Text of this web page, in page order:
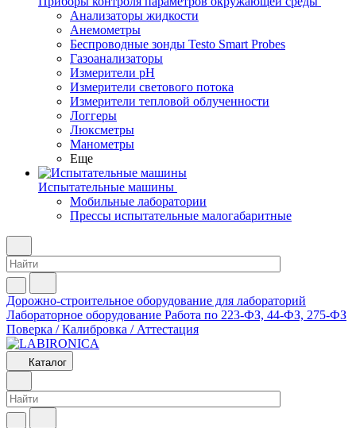
Анализаторы жидкости
Анемометры
Беспроводные зонды Testo Smart Probes
Газоанализаторы
Измерители pH
Измерители светового потока
Измерители тепловой облученности
Логгеры
Люксметры
Манометры
Еще
Испытательные машины
Мобильные лаборатории
Прессы испытательные малогабаритные
Дорожно-строительное оборудование для лабораторий
Лабораторное оборудование Работа по 223-ФЗ, 44-ФЗ, 275-ФЗ
Поверка / Калибровка / Аттестация
Каталог